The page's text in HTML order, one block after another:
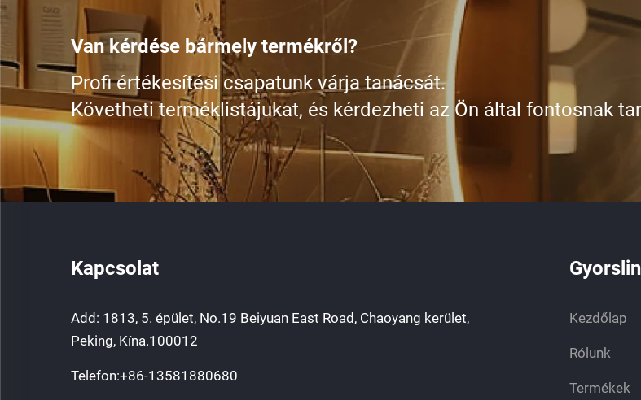
Van kérdése bármely termékről?
Profi értékesítési csapatunk várja tanácsát.
Követheti terméklistájukat, és kérdezheti az Ön által fontosnak
Kapcsolat
Add: 1813, 5. épület, No.19 Beiyuan East Road, Chaoyang kerület,
Peking, Kína.100012
Telefon:+86-13581880680
Kezdőlap
Rólunk
Termékek